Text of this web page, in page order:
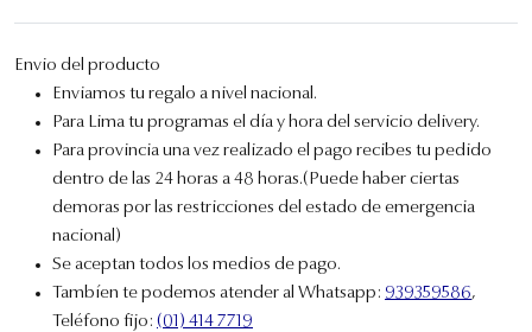
Envio del producto
Enviamos tu regalo a nivel nacional.
Para Lima tu programas el día y hora del servicio delivery.
Para provincia una vez realizado el pago recibes tu pedido
dentro de las 24 horas a 48 horas.(Puede haber ciertas
demoras por las restricciones del estado de emergencia
nacional)
Se aceptan todos los medios de pago.
Tambíen te podemos atender al Whatsapp: 939359586,
Teléfono fijo: (01) 414 7719